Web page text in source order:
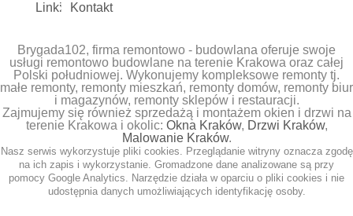
Linki
Kontakt
Brygada102, firma remontowo - budowlana oferuje swoje
usługi remontowo budowlane na terenie Krakowa oraz całej
Polski południowej. Wykonujemy kompleksowe remonty tj.
małe remonty, remonty mieszkań, remonty domów, remonty biur
i magazynów, remonty sklepów i restauracji.
Zajmujemy się również sprzedażą i montażem okien i drzwi na
terenie Krakowa i okolic: Okna Kraków, Drzwi Kraków,
Malowanie Kraków.
Nasz serwis wykorzystuje pliki cookies. Przeglądanie witryny oznacza zgodę
na ich zapis i wykorzystanie. Gromadzone dane analizowane są przy
pomocy Google Analytics. Narzędzie działa w oparciu o pliki cookies i nie
udostępnia danych umożliwiających identyfikację osoby.